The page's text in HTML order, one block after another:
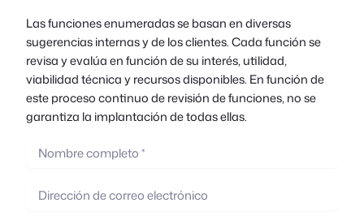
Las funciones enumeradas se basan en diversas
sugerencias internas y de los clientes. Cada función se
revisa y evalúa en función de su interés, utilidad,
viabilidad técnica y recursos disponibles. En función de
este proceso continuo de revisión de funciones, no se
garantiza la implantación de todas ellas.